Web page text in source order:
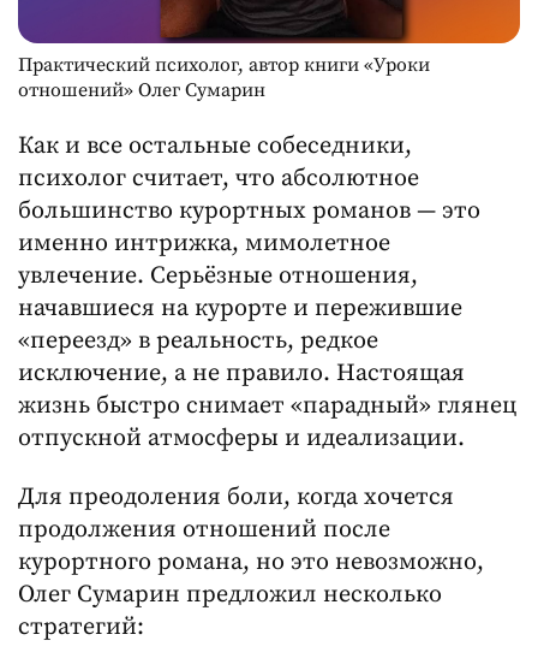
Практический психолог, автор книги «Уроки
отношений» Олег Сумарин
Как и все остальные собеседники,
психолог считает, что абсолютное
большинство курортных романов — это
именно интрижка, мимолетное
увлечение. Серьёзные отношения,
начавшиеся на курорте и пережившие
«переезд» в реальность, редкое
исключение, а не правило. Настоящая
жизнь быстро снимает «парадный» глянец
отпускной атмосферы и идеализации.
Для преодоления боли, когда хочется
продолжения отношений после
курортного романа, но это невозможно,
Олег Сумарин предложил несколько
стратегий: